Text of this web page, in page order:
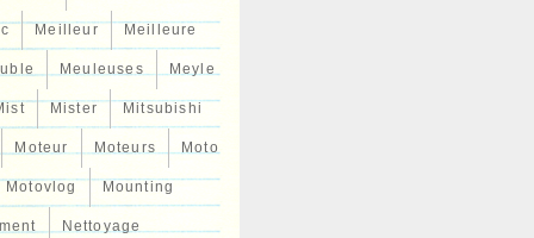
Meilleur Meilleure
Meuleuses Meyle
Mister Mitsubishi
Moteur Moteurs Moto
Motovlog Mounting
Nettoyage